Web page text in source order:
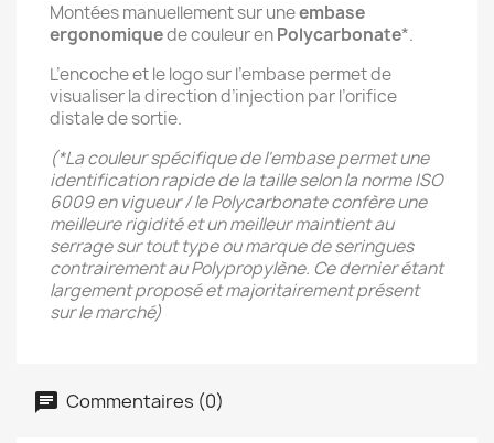
Montées manuellement sur uneembase
ergonomiquede couleur enPolycarbonate*.
L’encoche et le logo sur l’embase permet de
visualiser la direction d’injection par l’orifice
distale de sortie.
(*La couleur spécifique de l'embase permet une
identification rapide de la taille selon la norme ISO
6009 en vigueur / le Polycarbonate confère une
meilleure rigidité et un meilleur maintient au
serrage sur tout type ou marque de seringues
contrairement au Polypropylène. Ce dernier étant
largement proposé et majoritairement présent
sur le marché)
Commentaires (0)